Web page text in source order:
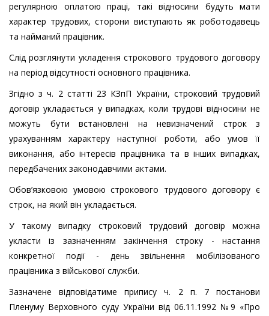
регулярною оплатою праці, такі відносини будуть мати
характер трудових, сторони виступають як роботодавець
та найманий працівник.
Слід розглянути укладення строкового трудового договору
на період відсутності основного працівника.
Згідно з ч. 2 статті 23 КЗпП України, строковий трудовий
договір укладається у випадках, коли трудові відносини не
можуть бути встановлені на невизначений строк з
урахуванням характеру наступної роботи, або умов її
виконання, або інтересів працівника та в інших випадках,
передбачених законодавчими актами.
Обов’язковою умовою строкового трудового договору є
строк, на який він укладається.
У такому випадку строковий трудовий договір можна
укласти із зазначенням закінчення строку - настання
конкретної події - день звільнення мобілізованого
працівника з військової служби.
Зазначене відповідатиме припису ч. 2 п. 7 постанови
Пленуму Верховного суду України від 06.11.1992 №9 «Про